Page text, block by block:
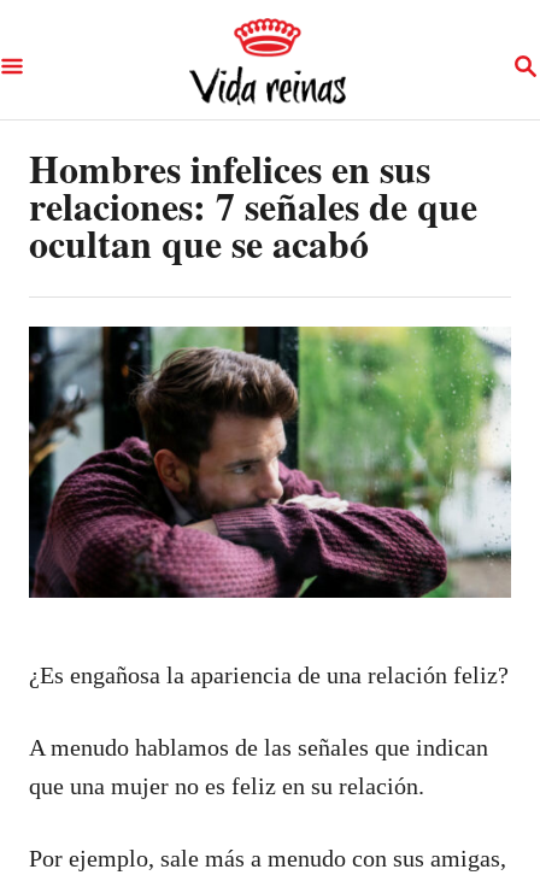
k
i
S
Hombres infelices en sus
relaciones: 7 señales de que
ocultan que se acabó
¿Es engañosa la apariencia de una relación feliz?
A menudo hablamos de las señales que indican
que una mujer no es feliz en su relación.
Por ejemplo, sale más a menudo con sus amigas,